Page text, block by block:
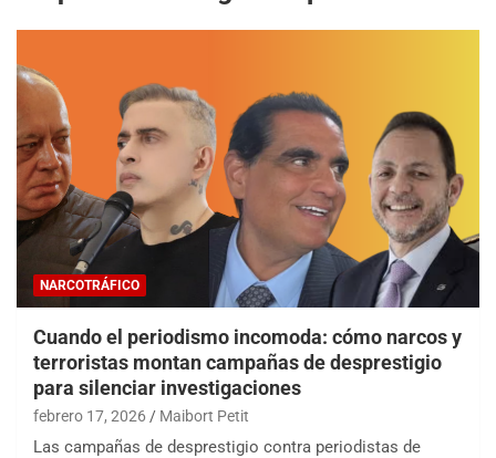
NARCOTRÁFICO
Cuando el periodismo incomoda: cómo narcos y
terroristas montan campañas de desprestigio
para silenciar investigaciones
febrero 17, 2026 Maibort Petit
Las campañas de desprestigio contra periodistas de